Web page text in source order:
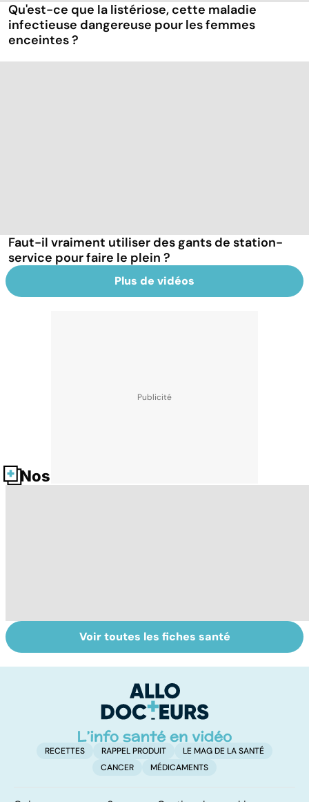
Qu'est-ce que la listériose, cette maladie
infectieuse dangereuse pour les femmes
enceintes ?
Faut-il vraiment utiliser des gants de station-
service pour faire le plein ?
Plus de vidéos
Nos fiches santé
Tout savoir sur
les infections
Inflammation des
amygdales : que
d'angine ?
Voir toutes les fiches santé
RECETTES RAPPEL PRODUIT
LE MAG DE LA SANTÉ
CANCER
MÉDICAMENTS